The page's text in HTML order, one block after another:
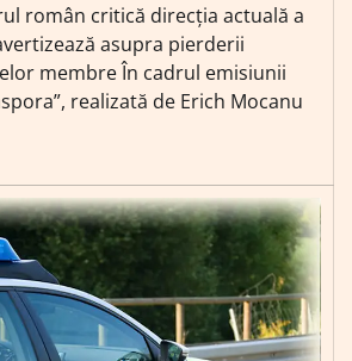
român critică direcția actuală a
asupra pierderii
membre În cadrul emisiunii
realizată de Erich Mocanu